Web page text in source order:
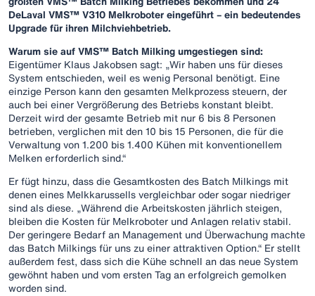
DeLaval VMS™ V310 Melkroboter eingeführt – ein bedeutendes
Upgrade für ihren Milchviehbetrieb.
Warum sie auf VMS™ Batch Milking umgestiegen sind:
Eigentümer Klaus Jakobsen sagt: „Wir haben uns für dieses
System entschieden, weil es wenig Personal benötigt. Eine
einzige Person kann den gesamten Melkprozess steuern, der
auch bei einer Vergrößerung des Betriebs konstant bleibt.
Derzeit wird der gesamte Betrieb mit nur 6 bis 8 Personen
betrieben, verglichen mit den 10 bis 15 Personen, die für die
Verwaltung von 1.200 bis 1.400 Kühen mit konventionellem
Melken erforderlich sind.“
Er fügt hinzu, dass die Gesamtkosten des Batch Milkings mit
denen eines Melkkarussells vergleichbar oder sogar niedriger
sind als diese. „Während die Arbeitskosten jährlich steigen,
bleiben die Kosten für Melkroboter und Anlagen relativ stabil.
Der geringere Bedarf an Management und Überwachung machte
das Batch Milkings für uns zu einer attraktiven Option.“ Er stellt
außerdem fest, dass sich die Kühe schnell an das neue System
gewöhnt haben und vom ersten Tag an erfolgreich gemolken
worden sind.